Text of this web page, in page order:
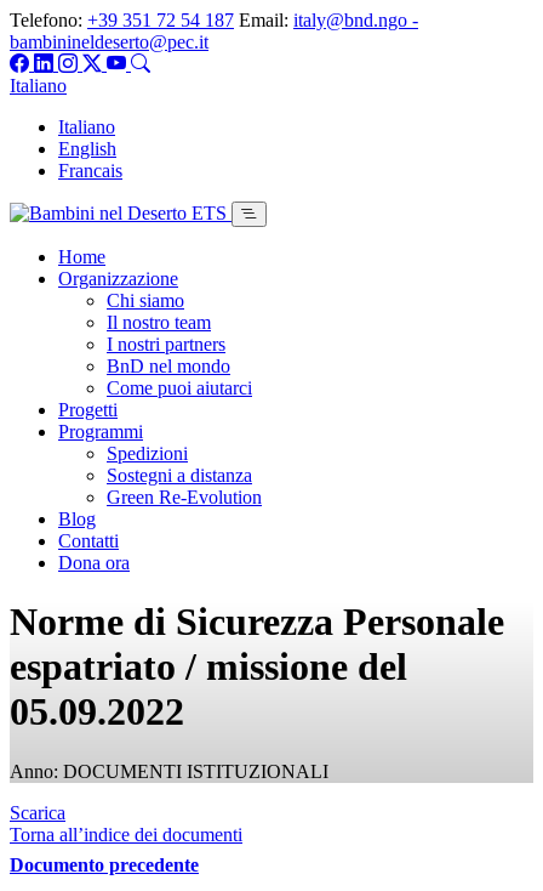
Telefono: +39 351 72 54 187 Email: italy@bnd.ngo -
bambinineldeserto@pec.it
Italiano
Italiano
English
Francais
Home
Organizzazione
Chi siamo
Il nostro team
I nostri partners
BnD nel mondo
Come puoi aiutarci
Progetti
Programmi
Spedizioni
Sostegni a distanza
Green Re-Evolution
Blog
Contatti
Dona ora
Norme di Sicurezza Personale
espatriato / missione del
05.09.2022
Anno: DOCUMENTI ISTITUZIONALI
Scarica
Torna all’indice dei documenti
Documento precedente